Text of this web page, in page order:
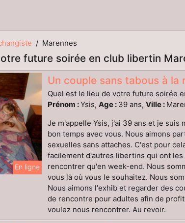
Marennes
future soirée en club libertin
En ligne
Un couple sans tabous à
Quel est le lieu de votre future soirée
Prénom :Ysis, Age : 39 ans, Ville :
Je m'appelle Ysis, j'ai 39 ans et je suis
bon temps avec vous. Nous aimons
sexuelles sans attaches. C'est pour
facilement d'autres libertins qui ont
rencontrer qu'en week-end. Nous
vous là où vous le souhaitez. Nous
Nous aimons l'exhib et regarder des
de rencontre pour adultes afin de
voulez nous rencontrer. Au revoir.